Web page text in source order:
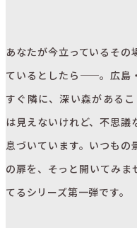
蛇喰磐に伝わる「じゃ
しが伝える土地の魅力-
11月 21,2025
ヨレやねじれが、味に
を、福山から育てていく
【連載】あの人と、あ
｜小田原のどかさんと
あなたが今立っているそ
ているとしたら——。広島
すぐ隣に、深い森がある
は見えないけれど、不思議
息づいています。いつも
の扉を、そっと開いてみま
てるシリーズ第一弾です。